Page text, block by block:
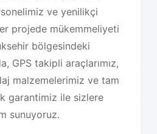
ve yenilikçi
projede mükemmeliyeti
bölgesindeki
GPS takipli araçlarımız,
malzemelerimiz ve tam
garantimiz ile sizlere
sunuyoruz.